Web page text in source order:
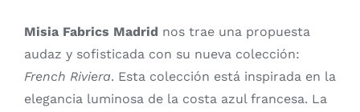
Misia Fabrics Madrid nos trae una propuesta
audaz y sofisticada con su nueva colección:
French Riviera. Esta colección está inspirada en la
elegancia luminosa de la costa azul francesa. La